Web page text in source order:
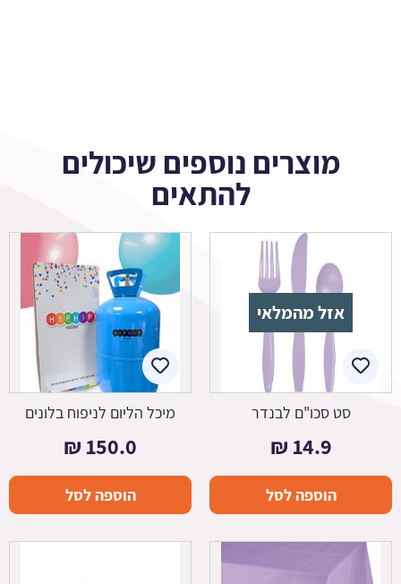
מוצרים נוספים שיכולים
להתאים
אזל מהמלאי
סט סכו"ם לבנדר
14.9
₪
הוספה לסל
מיכל הליום לניפוח בלונים
150.0
₪
הוספה לסל